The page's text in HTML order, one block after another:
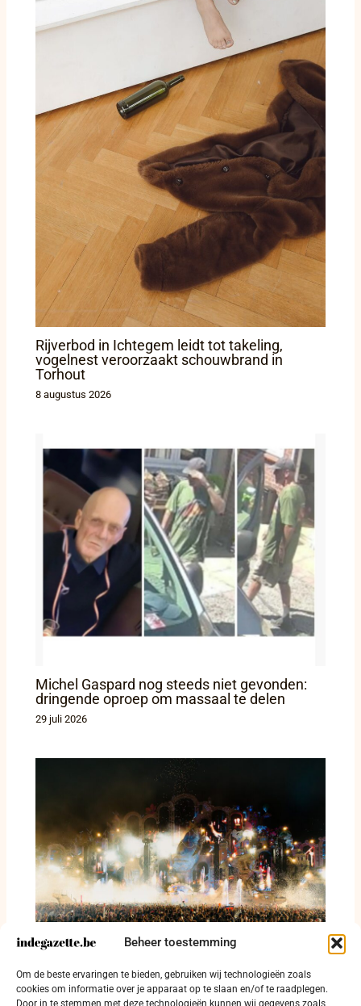
Beheer toestemming
Om de beste ervaringen te bieden, gebruiken wij technologieën zoals
cookies om informatie over je apparaat op te slaan en/of te raadplegen.
Door in te stemmen met deze technologieën kunnen wij gegevens zoals
Rijverbod in Ichtegem leidt tot takeling,
vogelnest veroorzaakt schouwbrand in
Torhout
8 augustus 2026
Michel Gaspard nog steeds niet gevonden:
dringende oproep om massaal te delen
29 juli 2026
403 festivalgangers betrapt met drugs en
114 arrestaties op Tomorrowland